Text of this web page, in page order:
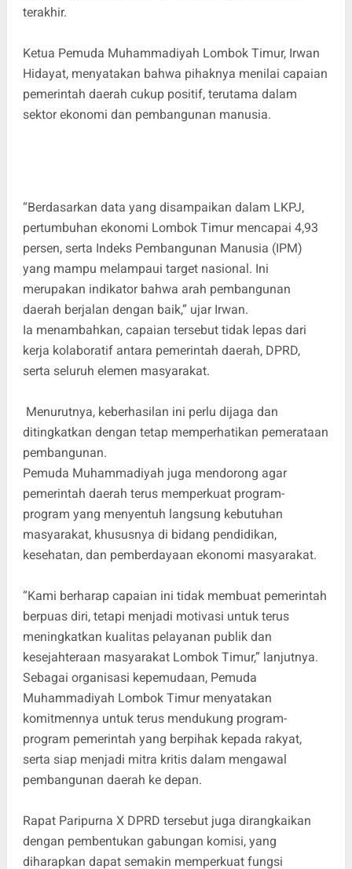
terakhir.
Ketua Pemuda Muhammadiyah Lombok Timur, Irwan
Hidayat, menyatakan bahwa pihaknya menilai capaian
pemerintah daerah cukup positif, terutama dalam
sektor ekonomi dan pembangunan manusia.
“Berdasarkan data yang disampaikan dalam LKPJ,
pertumbuhan ekonomi Lombok Timur mencapai 4,93
persen, serta Indeks Pembangunan Manusia (IPM)
yang mampu melampaui target nasional. Ini
merupakan indikator bahwa arah pembangunan
daerah berjalan dengan baik,” ujar Irwan.
Ia menambahkan, capaian tersebut tidak lepas dari
kerja kolaboratif antara pemerintah daerah, DPRD,
serta seluruh elemen masyarakat.
Menurutnya, keberhasilan ini perlu dijaga dan
ditingkatkan dengan tetap memperhatikan pemerataan
pembangunan.
Pemuda Muhammadiyah juga mendorong agar
pemerintah daerah terus memperkuat program-
program yang menyentuh langsung kebutuhan
masyarakat, khususnya di bidang pendidikan,
kesehatan, dan pemberdayaan ekonomi masyarakat.
“Kami berharap capaian ini tidak membuat pemerintah
berpuas diri, tetapi menjadi motivasi untuk terus
meningkatkan kualitas pelayanan publik dan
kesejahteraan masyarakat Lombok Timur,” lanjutnya.
Sebagai organisasi kepemudaan, Pemuda
Muhammadiyah Lombok Timur menyatakan
komitmennya untuk terus mendukung program-
program pemerintah yang berpihak kepada rakyat,
serta siap menjadi mitra kritis dalam mengawal
pembangunan daerah ke depan.
Rapat Paripurna X DPRD tersebut juga dirangkaikan
dengan pembentukan gabungan komisi, yang
diharapkan dapat semakin memperkuat fungsi